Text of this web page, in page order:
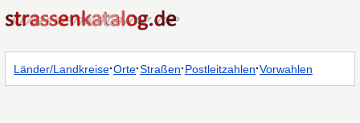
Länder/Landkreise·Orte·Straßen·Postleitzahlen·Vorwahlen